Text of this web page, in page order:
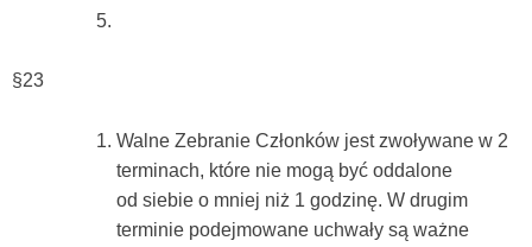
§23
Walne Zebranie Członków jest zwoływane w 2
terminach, które nie mogą być oddalone
od siebie o mniej niż 1 godzinę. W drugim
terminie podejmowane uchwały są ważne